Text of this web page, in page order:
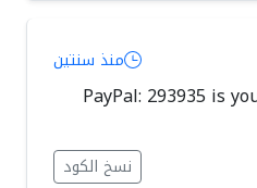
منذ سنتين
PayPal: 293935 is
نسخ الكود